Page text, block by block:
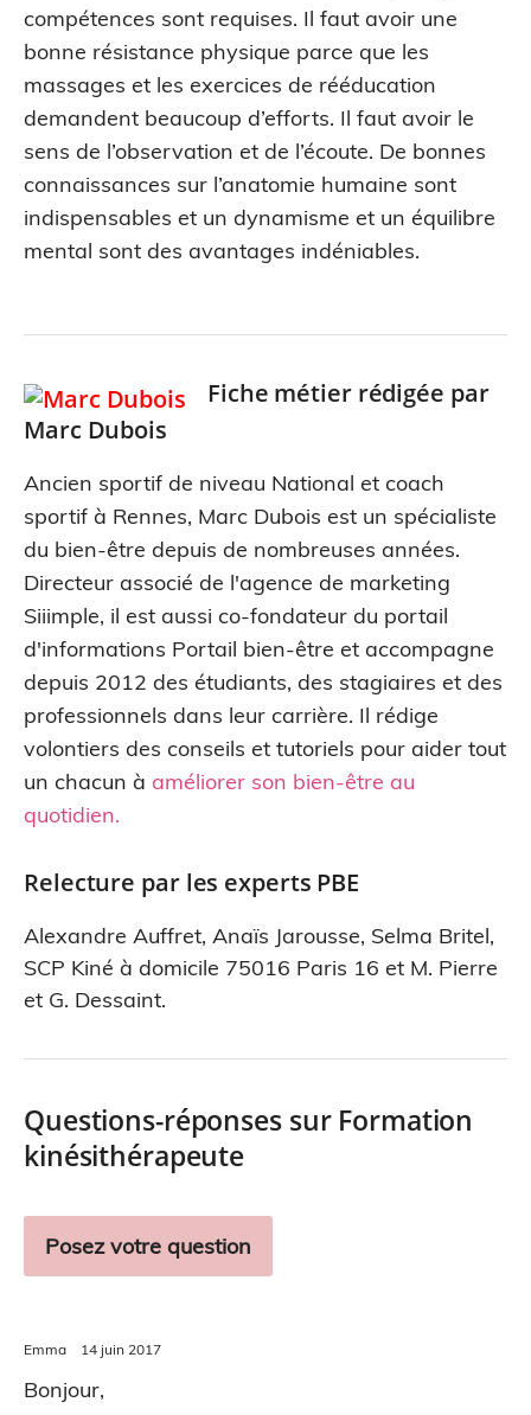
compétences sont requises. Il faut avoir une
bonne résistance physique parce que les
massages et les exercices de rééducation
demandent beaucoup d’efforts. Il faut avoir le
sens de l’observation et de l’écoute. De bonnes
connaissances sur l’anatomie humaine sont
indispensables et un dynamisme et un équilibre
mental sont des avantages indéniables.
Fiche métier rédigée par
Marc Dubois
Ancien sportif de niveau National et coach
sportif à Rennes, Marc Dubois est un spécialiste
du bien-être depuis de nombreuses années.
Directeur associé de l'agence de marketing
Siiimple, il est aussi co-fondateur du portail
d'informations Portail bien-être et accompagne
depuis 2012 des étudiants, des stagiaires et des
professionnels dans leur carrière. Il rédige
volontiers des conseils et tutoriels pour aider tout
un chacun à améliorer son bien-être au
quotidien.
Relecture par les experts PBE
Alexandre Auffret, Anaïs Jarousse, Selma Britel,
SCP Kiné à domicile 75016 Paris 16 et M. Pierre
et G. Dessaint.
Questions-réponses sur Formation
kinésithérapeute
Posez votre question
Emma 14 juin 2017
Bonjour,